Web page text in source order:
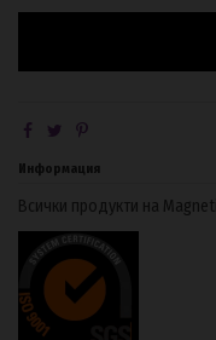
Информация
Всички продукти на